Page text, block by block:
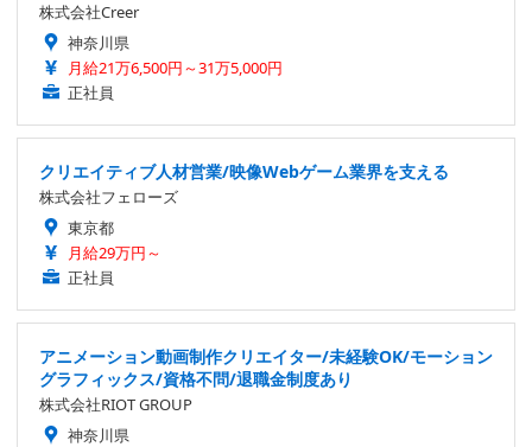
株式会社Creer
神奈川県
月給21万6,500円～31万5,000円
正社員
クリエイティブ人材営業/映像Webゲーム業界を支える
株式会社フェローズ
東京都
月給29万円～
正社員
アニメーション動画制作クリエイター/未経験OK/モーション
グラフィックス/資格不問/退職金制度あり
株式会社RIOT GROUP
神奈川県